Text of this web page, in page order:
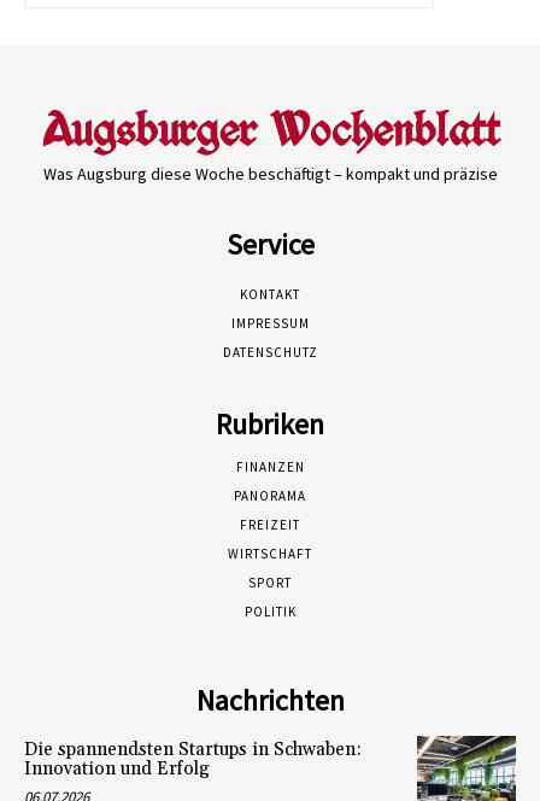
Was Augsburg diese Woche beschäftigt – kompakt und präzise
Service
KONTAKT
IMPRESSUM
DATENSCHUTZ
Rubriken
FINANZEN
PANORAMA
FREIZEIT
WIRTSCHAFT
SPORT
POLITIK
Nachrichten
Die spannendsten Startups in Schwaben:
Innovation und Erfolg